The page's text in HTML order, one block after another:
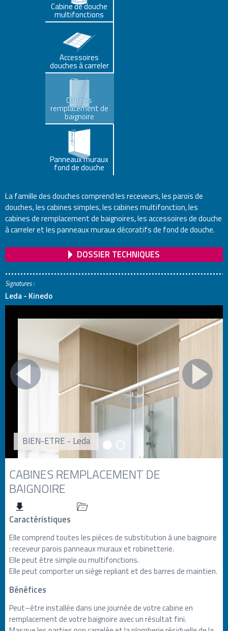
Cabine de douche
multifonctions
Accessoires
douches à carreler
Cabines
remplacement de
baignoire
Panneaux muraux
fond de douche
La famille des douches comprend les receveurs, les parois de
douches, les cabines simples, les cabines multifonction, les
cabines de remplacement de baignoires, les accessoires de douche
à carreler et les panneaux muraux décoratifs de fond de douche.
DOSSIER TECHNIQUES
Signatures :
Leda - Kinedo
BIEN-ETRE - Leda
CABINES REMPLACEMENT DE
BAIGNOIRE
Caractéristiques
Elle comprend toutes les pièces de substitution à une baignoire
: receveur parois panneaux muraux et robinetterie.
Elle peut être simple ou multifonctions.
Elle peut comporter un siège repliant et des barres de maintien.
Bénéfices
Peut–être installée dans une journée de votre cabine en
remplacement de votre baignoire avec un résultat fini.